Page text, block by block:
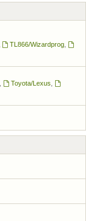
TL866/Wizardprog
Toyota/Lexus